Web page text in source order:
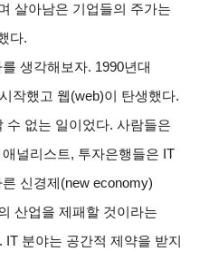
살아남은 기업들의 주가는
다.
생각해보자. 1990년대
작했고 웹(web)이 탄생했다.
수 없는 일이었다.사람들은
널리스트, 투자은행들은 IT
신경제(new economy)
산업을 제패할 것이라는
. IT 분야는 공간적 제약을 받지